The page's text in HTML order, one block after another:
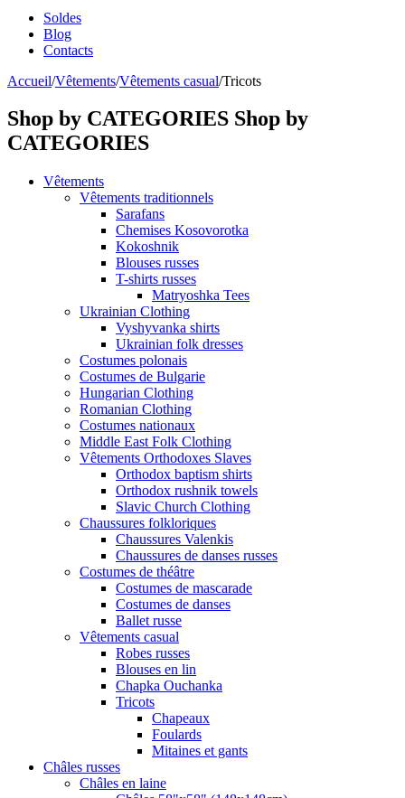
Soldes
Blog
Contacts
Accueil/Vêtements/Vêtements casual/Tricots
Shop by CATEGORIES Shop by
CATEGORIES
Vêtements
Vêtements traditionnels
Sarafans
Chemises Kosovorotka
Kokoshnik
Blouses russes
T-shirts russes
Matryoshka Tees
Ukrainian Clothing
Vyshyvanka shirts
Ukrainian folk dresses
Costumes polonais
Costumes de Bulgarie
Hungarian Clothing
Romanian Clothing
Costumes nationaux
Middle East Folk Clothing
Vêtements Orthodoxes Slaves
Orthodox baptism shirts
Orthodox rushnik towels
Slavic Church Clothing
Chaussures folkloriques
Chaussures Valenkis
Chaussures de danses russes
Costumes de théâtre
Costumes de mascarade
Costumes de danses
Ballet russe
Vêtements casual
Robes russes
Blouses en lin
Chapka Ouchanka
Tricots
Chapeaux
Foulards
Mitaines et gants
Châles russes
Châles en laine